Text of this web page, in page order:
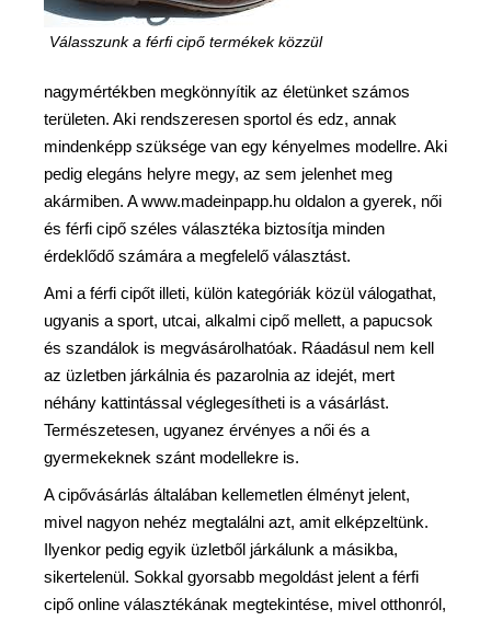
Válasszunk a férfi cipő termékek közzül
nagymértékben megkönnyítik az életünket számos
területen. Aki rendszeresen sportol és edz, annak
mindenképp szüksége van egy kényelmes modellre. Aki
pedig elegáns helyre megy, az sem jelenhet meg
akármiben. A www.madeinpapp.hu oldalon a gyerek, női
és férfi cipő széles választéka biztosítja minden
érdeklődő számára a megfelelő választást.
Ami a férfi cipőt illeti, külön kategóriák közül válogathat,
ugyanis a sport, utcai, alkalmi cipő mellett, a papucsok
és szandálok is megvásárolhatóak. Ráadásul nem kell
az üzletben járkálnia és pazarolnia az idejét, mert
néhány kattintással véglegesítheti is a vásárlást.
Természetesen, ugyanez érvényes a női és a
gyermekeknek szánt modellekre is.
A cipővásárlás általában kellemetlen élményt jelent,
mivel nagyon nehéz megtalálni azt, amit elképzeltünk.
Ilyenkor pedig egyik üzletből járkálunk a másikba,
sikertelenül. Sokkal gyorsabb megoldást jelent a férfi
cipő online választékának megtekintése, mivel otthonról,